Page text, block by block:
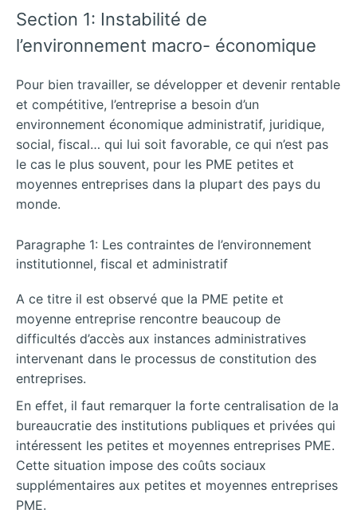
Section 1: Instabilité de
l’environnement macro- économique
Pour bien travailler, se développer et devenir rentable
et compétitive, l’entreprise a besoin d’un
environnement économique administratif, juridique,
social, fiscal… qui lui soit favorable, ce qui n’est pas
le cas le plus souvent, pour les PME petites et
moyennes entreprises dans la plupart des pays du
monde.
Paragraphe 1: Les contraintes de l’environnement
institutionnel, fiscal et administratif
A ce titre il est observé que la PME petite et
moyenne entreprise rencontre beaucoup de
difficultés d’accès aux instances administratives
intervenant dans le processus de constitution des
entreprises.
En effet, il faut remarquer la forte centralisation de la
bureaucratie des institutions publiques et privées qui
intéressent les petites et moyennes entreprises PME.
Cette situation impose des coûts sociaux
supplémentaires aux petites et moyennes entreprises
PME.